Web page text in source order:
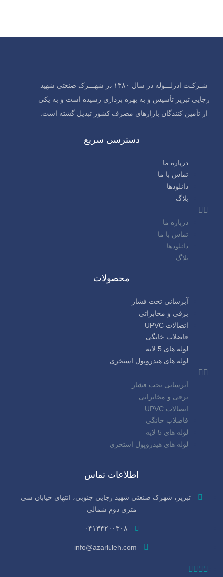
شـرکـت آذرلـــوله در سال ۱۳۸۰ در شهـــرک صنعتی شهید
رجایی تبریز تأسیس و به بهره برداری رسیده است و به یکی
از تأمین کنندگان بازارهای مصرف کشور تبدیل گشته است.
دسترسی سریع
درباره ما
تماس با ما
دانلودها
بلاگ
درباره ما
تماس با ما
دانلودها
بلاگ
محصولات
آبرسانی تحت فشار
برقی و مخابراتی
اتصالات UPVC
فاضلاب خانگی
لوله های 5 لایه
لوله های هیدروپول استخری
آبرسانی تحت فشار
برقی و مخابراتی
اتصالات UPVC
فاضلاب خانگی
لوله های 5 لایه
لوله های هیدروپول استخری
اطلاعات تماس
تبریز، شهرک صنعتی شهید رجایی جنوبی، انتهای خیابان سی‌
متری دوم شمالی
۰۴۱۳۴۲۰۰۳۰۸
info@azarluleh.com